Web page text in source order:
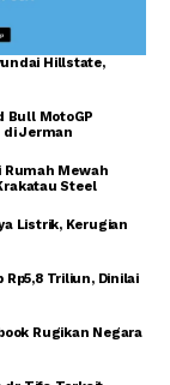
Hillstate,
Bull MotoGP
di Jerman
Rumah Mewah
Steel
Listrik, Kerugian
Triliun, Dinilai
Rugikan Negara